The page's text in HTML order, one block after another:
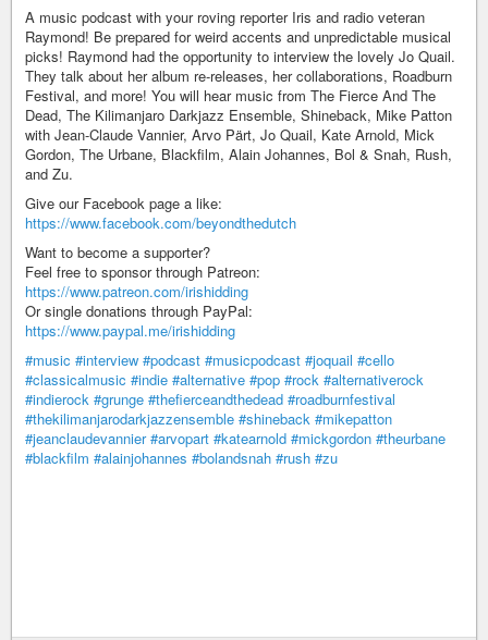
A music podcast with your roving reporter Iris and radio veteran
Raymond! Be prepared for weird accents and unpredictable musical
picks! Raymond had the opportunity to interview the lovely Jo Quail.
They talk about her album re-releases, her collaborations, Roadburn
Festival, and more! You will hear music from The Fierce And The
Dead, The Kilimanjaro Darkjazz Ensemble, Shineback, Mike Patton
with Jean-Claude Vannier, Arvo Pärt, Jo Quail, Kate Arnold, Mick
Gordon, The Urbane, Blackfilm, Alain Johannes, Bol & Snah, Rush,
and Zu.
Give our Facebook page a like:
https://www.facebook.com/beyondthedutch
Want to become a supporter?
Feel free to sponsor through Patreon:
https://www.patreon.com/irishidding
Or single donations through PayPal:
https://www.paypal.me/irishidding
#music #interview #podcast #musicpodcast #joquail #cello
#classicalmusic #indie #alternative #pop #rock #alternativerock
#indierock #grunge #thefierceandthedead #roadburnfestival
#thekilimanjarodarkjazzensemble #shineback #mikepatton
#jeanclaudevannier #arvopart #katearnold #mickgordon #theurbane
#blackfilm #alainjohannes #bolandsnah #rush #zu